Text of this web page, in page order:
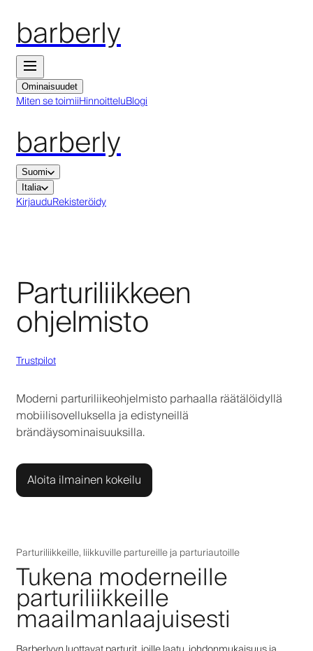
barberly
Ominaisuudet
Miten se toimiiHinnoitteluBlogi
barberly
Suomi
Italia
KirjauduRekisteröidy
Parturiliikkeen
ohjelmisto
Trustpilot
Moderni parturiliikeohjelmisto parhaalla räätälöidyllä
mobiilisovelluksella ja edistyneillä
brändäysominaisuuksilla.
Aloita ilmainen kokeilu
Parturiliikkeille, liikkuville partureille ja parturiautoille
Tukena moderneille
parturiliikkeille
maailmanlaajuisesti